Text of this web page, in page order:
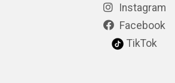
Instagram
Facebook
TikTok